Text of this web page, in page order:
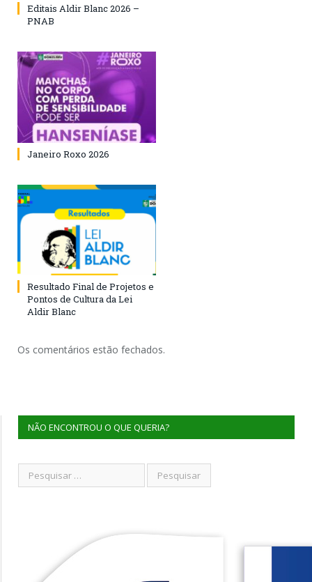
Editais Aldir Blanc 2026 –
PNAB
Janeiro Roxo 2026
Resultado Final de Projetos e
Pontos de Cultura da Lei
Aldir Blanc
Os comentários estão fechados.
NÃO ENCONTROU O QUE QUERIA?